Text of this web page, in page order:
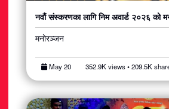
नवौं संस्करणका लागि निम अवार्ड २०२६ को
मनोरञ्जन
May 20 352.9K views • 209.5K